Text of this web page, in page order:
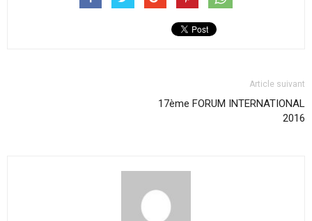
Article suivant
17ème FORUM INTERNATIONAL
2016